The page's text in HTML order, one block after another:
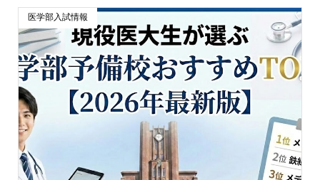
医学部入試情報